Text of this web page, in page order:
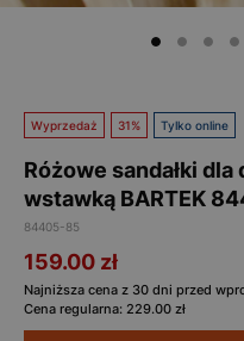
Wyprzedaż 31% Tylko online
Różowe sandałki
wstawką BARTEK
84405-85
159.00 zł
Najniższa cena z 30 dni przed
Cena regularna: 229.00 zł